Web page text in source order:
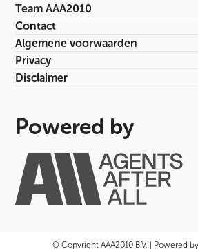
Team AAA2010
Contact
Algemene voorwaarden
Privacy
Disclaimer
Powered by
© Copyright AAA2010 B.V. | Powered